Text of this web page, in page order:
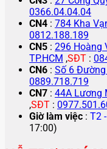
0366.04.04.04
CN4 : 784 Kha
0812.188.189
CN5 : 296 Hoàng
TP.HCM ,SĐT :
CN6 : Số 6 Đường
0889.718.719
CN7 : 44A Lương
,SĐT :
Giờ làm việc : T2
17:00)